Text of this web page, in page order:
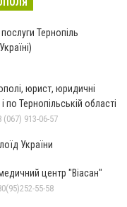
Тернопіль
юрист, юридичні
Тернопільській області
(067) 913-06-57
України
центр "Віасан"
55-58